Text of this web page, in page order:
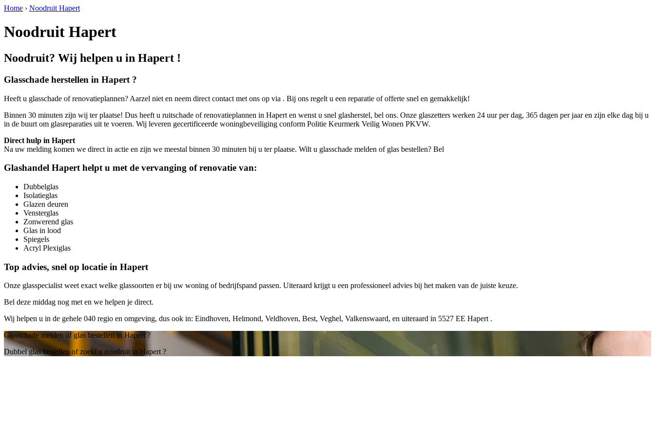
Home › Noodruit Hapert
Noodruit Hapert
Noodruit? Wij helpen u in Hapert !
Glasschade herstellen in Hapert ?
Heeft u glasschade of renovatieplannen? Aarzel niet en neem direct contact met ons op via . Bij ons regelt u een reparatie of offerte snel en gemakkelijk!
Binnen 30 minuten zijn wij ter plaatse! Dus heeft u ruitschade of renovatieplannen in Hapert en wenst u snel glasherstel, bel ons. Onze glaszetters werken 24 uur per dag, 365 dagen per jaar en zijn elke dag bij u
in de buurt om glasreparaties uit te voeren. Wij leveren gecertificeerde woningbeveiliging conform Politie Keurmerk Veilig Wonen PKVW.
Direct hulp in Hapert
Na uw melding komen we direct in actie en zijn we meestal binnen 30 minuten bij u ter plaatse. Wilt u glasschade melden of glas bestellen? Bel
Glashandel Hapert helpt u met de vervanging of renovatie van:
Dubbelglas
Isolatieglas
Glazen deuren
Vensterglas
Zonwerend glas
Glas in lood
Spiegels
Acryl Plexiglas
Top advies, snel op locatie in Hapert
Onze glasspecialist weet exact welke glassoorten er bij uw woning of bedrijfspand passen. Uiteraard krijgt u een professioneel advies bij het maken van de juiste keuze.
Bel deze middag nog met en we helpen je direct.
Wij helpen u in de gehele 040 regio en omgeving, dus ook in: Eindhoven, Helmond, Veldhoven, Best, Veghel, Valkenswaard, en uiteraard in 5527 EE Hapert .
Glasschade melden of glas bestellen in Hapert ?
Dubbel glas bestellen of zoekt u noodruit in Hapert ?